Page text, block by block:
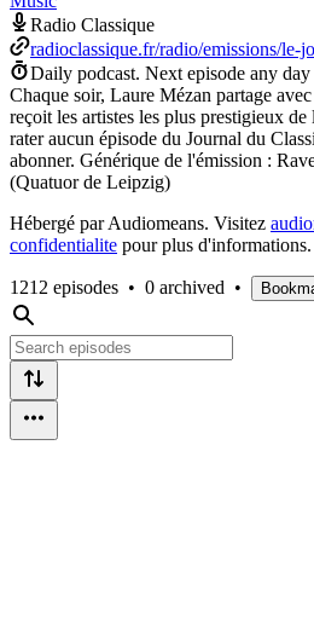
Radio Classique
radioclassique.fr/radio/emissions/le-
Daily podcast. Next episode any
Chaque soir, Laure Mézan partage
reçoit les artistes les plus prestigieux de
rater aucun épisode du Journal du
abonner. Générique de l'émission :
(Quatuor de Leipzig)
Hébergé par Audiomeans. Visitez
confidentialite pour plus d'informations.
1212 episodes • 0 archived •